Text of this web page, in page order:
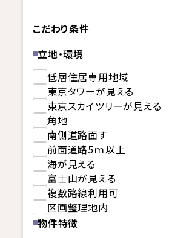
こだわり条件
立地・環境
低層住居専用地域
東京タワーが見える
東京スカイツリーが見える
角地
南側道路面す
前面道路5ｍ以上
海が見える
富士山が見える
複数路線利用可
区画整理地内
物件特徴